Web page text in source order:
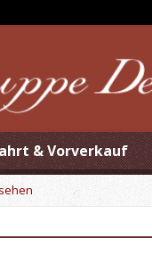
& Vorverkauf